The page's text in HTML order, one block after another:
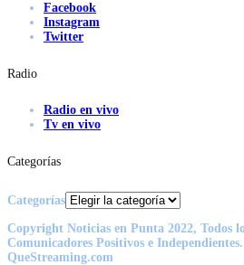
Facebook
Instagram
Twitter
Radio
Radio en vivo
Tv en vivo
Categorías
Categorías
Copyright Noticias en Punta 2022, Todos
Comunicadores Positivos e
QueStreaming.com